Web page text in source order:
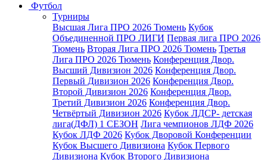
Футбол
Турниры
Высшая Лига ПРО 2026 Тюмень Кубок
Объединенной ПРО ЛИГИ Первая лига ПРО 2026
Тюмень Вторая Лига ПРО 2026 Тюмень Третья
Лига ПРО 2026 Тюмень Конференция Двор.
Высший Дивизион 2026 Конференция Двор.
Первый Дивизион 2026 Конференция Двор.
Второй Дивизион 2026 Конференция Двор.
Третий Дивизион 2026 Конференция Двор.
Четвёртый Дивизион 2026 Кубок ЛДСР- детская
лига(ДФЛ) 1 СЕЗОН Лига чемпионов ЛДФ 2026
Кубок ЛДФ 2026 Кубок Дворовой Конференции
Кубок Высшего Дивизиона Кубок Первого
Дивизиона Кубок Второго Дивизиона